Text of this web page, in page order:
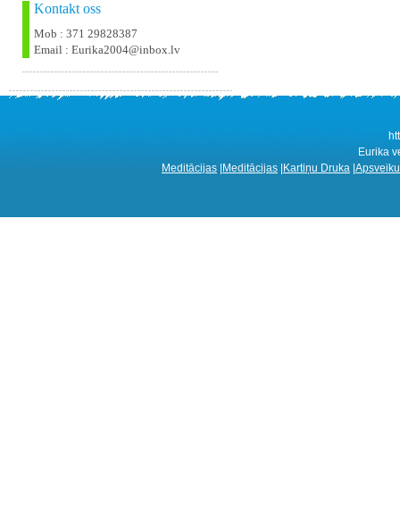
Kontakt oss
Mob : 371 29828387
Email : Eurika2004@inbox.lv
Eurika
Meditācijas Meditācijas Kartiņu Druka